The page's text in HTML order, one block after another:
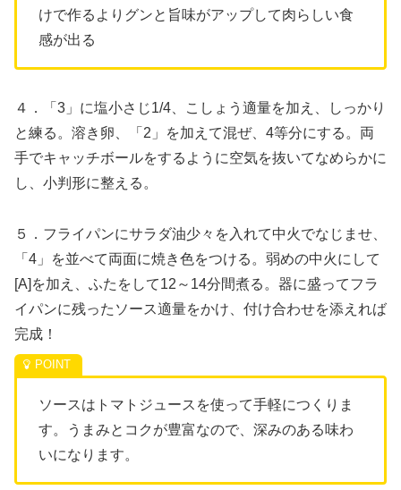
けで作るよりグンと旨味がアップして肉らしい食
感が出る
４．「3」に塩小さじ1/4、こしょう適量を加え、しっかり
と練る。溶き卵、「2」を加えて混ぜ、4等分にする。両
手でキャッチボールをするように空気を抜いてなめらかに
し、小判形に整える。
５．フライパンにサラダ油少々を入れて中火でなじませ、
「4」を並べて両面に焼き色をつける。弱めの中火にして
[A]を加え、ふたをして12～14分間煮る。器に盛ってフラ
イパンに残ったソース適量をかけ、付け合わせを添えれば
完成！
ソースはトマトジュースを使って手軽につくりま
す。うまみとコクが豊富なので、深みのある味わ
いになります。